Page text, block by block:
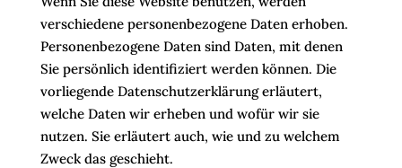
verschiedene personenbezogene Daten erhoben.
Personenbezogene Daten sind Daten, mit denen
Sie persönlich identifiziert werden können. Die
vorliegende Datenschutzerklärung erläutert,
welche Daten wir erheben und wofür wir sie
nutzen. Sie erläutert auch, wie und zu welchem
Zweck das geschieht.